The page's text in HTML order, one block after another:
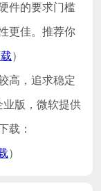
件的要求门槛
更佳。推荐你
）
高，追求稳定
业版，微软提供
载：
）